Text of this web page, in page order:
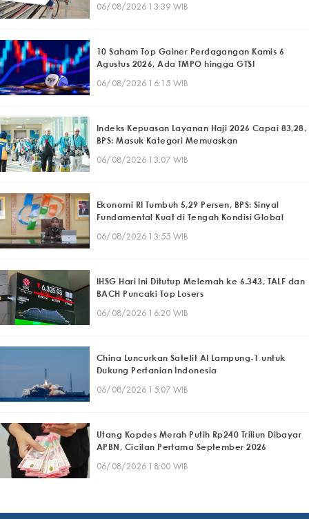
06/08/2026 13:39 WIB
10 Saham Top Gainer Perdagangan Kamis 6
Agustus 2026, Ada TMPO hingga GTSI
06/08/2026 16:15 WIB
Indeks Kepuasan Layanan Haji 2026 Capai 83,28,
BPS: Masuk Kategori Memuaskan
06/08/2026 13:07 WIB
Ekonomi RI Tumbuh 5,29 Persen, BPS: Sinyal
Fundamental Kuat di Tengah Kondisi Global
06/08/2026 13:55 WIB
IHSG Hari Ini Ditutup Melemah ke 6.343, TALF dan
BACH Puncaki Top Losers
06/08/2026 16:20 WIB
China Luncurkan Satelit AI Lampung-1 untuk
Dukung Pertanian Indonesia
06/08/2026 15:07 WIB
Utang Kopdes Merah Putih Rp240 Triliun Dibayar
APBN, Cicilan Pertama September 2026
06/08/2026 18:00 WIB